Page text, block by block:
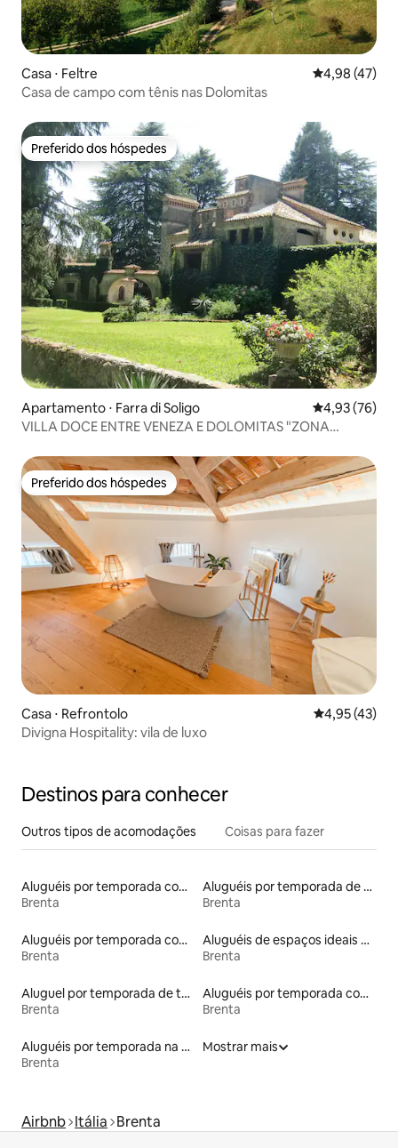
Casa ⋅ Feltre 4,98 de uma
4,98 (47)
Casa de campo com tênis nas Dolomitas
Preferido dos hóspedes
Preferido dos hóspedes
Apartamento ⋅ Farra di Soligo 4,93 de uma
4,93 (76)
VILLA DOCE ENTRE VENEZA E DOLOMITAS "ZONA
Preferido dos hóspedes
Preferido dos hóspedes
Casa ⋅ Refrontolo 4,95 de uma
4,95 (43)
Divigna Hospitality: vila de luxo
Destinos para conhecer
Outros tipos de acomodações Coisas para fazer
Aluguéis por temporada com cama de altura acessível
Brenta
Aluguéis por temporada de acomodações de luxo
Brenta
Aluguéis por temporada com café da manhã
Brenta
Aluguéis de espaços ideais para famílias
Brenta
Aluguel por temporada de tendas
Brenta
Aluguéis por temporada com sauna
Brenta
Aluguéis por temporada na orla
Brenta
Mostrar mais
Airbnb Itália Brenta